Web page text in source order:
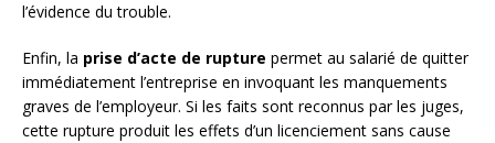
l’évidence du trouble.
Enfin, la prise d’acte de rupture permet au salarié de quitter
immédiatement l’entreprise en invoquant les manquements
graves de l’employeur. Si les faits sont reconnus par les juges,
cette rupture produit les effets d’un licenciement sans cause